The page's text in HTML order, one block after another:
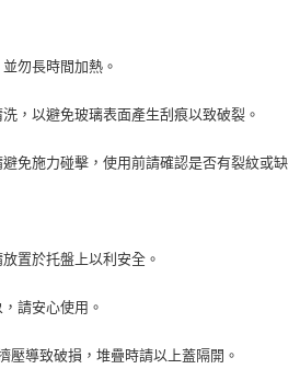
勿長時間加熱。
，以避免玻璃表面產生刮痕以致破裂。
免施力碰擊，使用前請確認是否有裂紋或缺
置於托盤上以利安全。
請安心使用。
壓導致破損，堆疊時請以上蓋隔開。